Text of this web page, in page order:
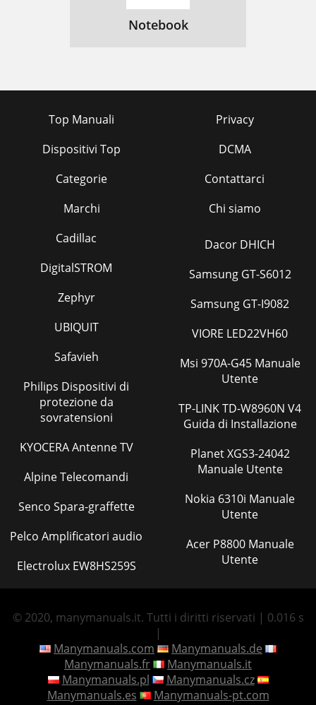
Notebook
Top Manuali
Dispositivi Top
Categorie
Marchi
Privacy
DCMA
Contattarci
Chi siamo
Cadillac
DigitalSTROM
Zephyr
UBIQUIT
Safavieh
Philips Dispositivi di
protezione da
sovratensioni
KYOCERA Antenne TV
Alpine Telecomandi
Senco Spara-graffette
Pelco Amplificatori audio
Electrolux EW8HS259S
Dacor DHICH
Samsung GT-S6012
Samsung GT-I9082
VIORE LED22VH60
Msi 970A-G45 Manuale
Utente
TP-LINK TD-W8960N V4
Guida di Installazione
Planet XGS3-24042
Manuale Utente
Nokia 6310i Manuale
Utente
Acer P8800 Manuale
Utente
© 2020, manymanuals.it. Tutti i diritti riservati | 0.016 s
|
Manymanuals.com
Manymanuals.de
Manymanuals.fr
Manymanuals.it
Manymanuals.pl
Manymanuals.cz
Manymanuals.es
Manymanuals-pt.com